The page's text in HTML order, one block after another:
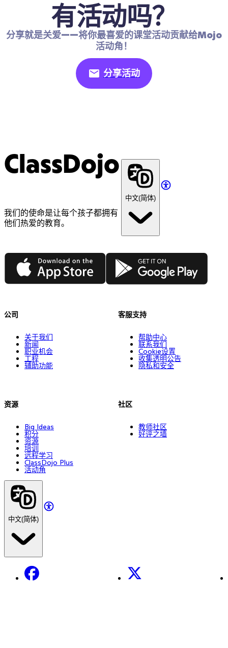
有活动吗？
分享就是关爱——将你最喜爱的课堂活动贡献给Mojo
活动角！
分享活动
ClassDojo
我们的使命是让每个孩子都拥有
他们热爱的教育。
中文(简体)
App Store Google Play
公司
关于我们
新闻
职业机会
工程
辅助功能
资源
Big Ideas
积分
资源
培训
远程学习
ClassDojo Plus
活动角
客服支持
帮助中心
联系我们
Cookie设置
收集透明公告
隐私和安全
社区
教师社区
好评之墙
中文(简体)
Facebook X